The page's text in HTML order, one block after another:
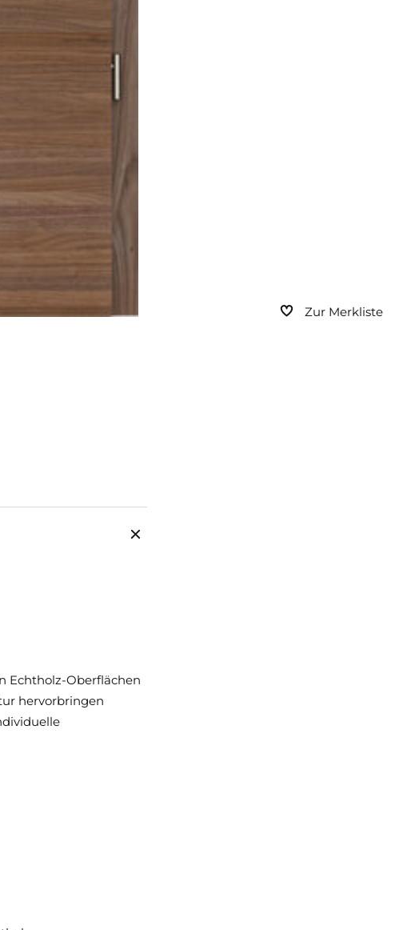
Zur Merkliste
Echtholz-Oberflächen
hervorbringen